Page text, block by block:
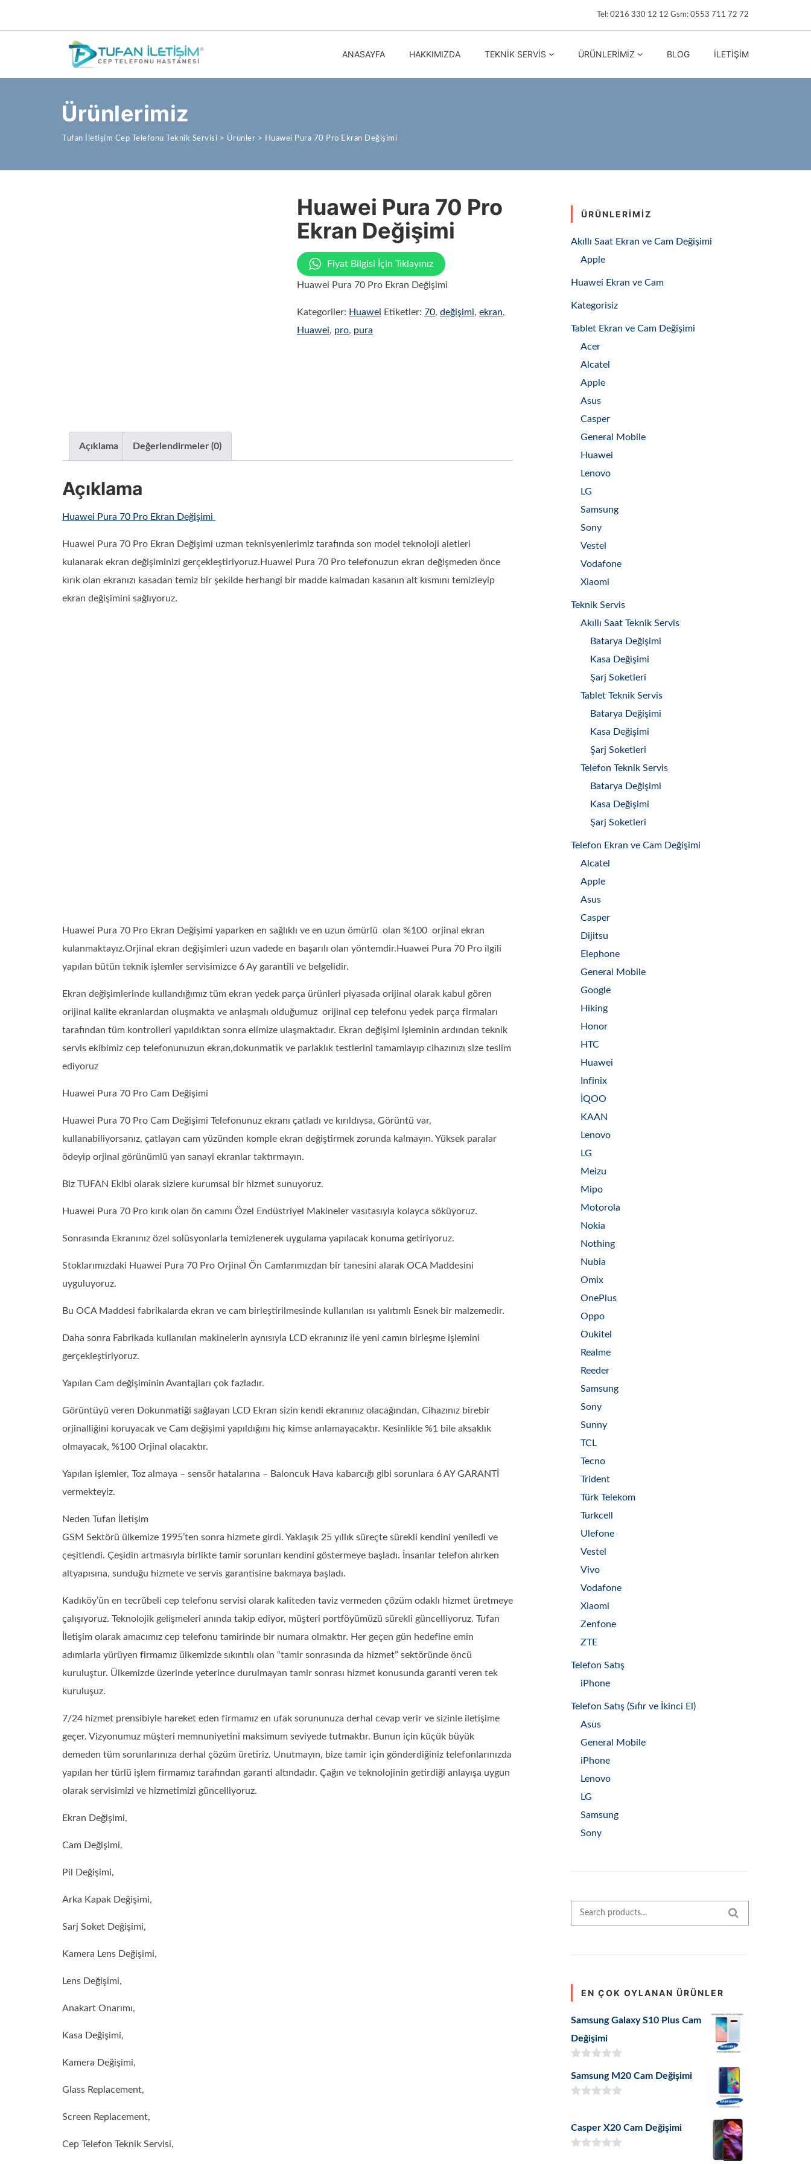
Tel: 0216 330 12 12 Gsm: 0553 711 72 72
ANASAYFA HAKKIMIZDA TEKNIK SERVIS ÜRÜNLERIMIZ BLOG İLETIŞIM
Ürünlerimiz
Tufan İletişim Cep Telefonu Teknik Servisi > Ürünler > Huawei Pura 70 Pro Ekran Değişimi
Huawei Pura 70 Pro
Ekran Değişimi
Fiyat Bilgisi İçin Tıklayınız
Huawei Pura 70 Pro Ekran Değişimi
Kategoriler: Huawei Etiketler: 70, değişimi, ekran,
Huawei, pro, pura
Açıklama Değerlendirmeler (0)
Açıklama
Huawei Pura 70 Pro Ekran Değişimi
Huawei Pura 70 Pro Ekran Değişimi uzman teknisyenlerimiz tarafında son model teknoloji aletleri
kulanarak ekran değişiminizi gerçekleştiriyoruz.Huawei Pura 70 Pro telefonuzun ekran değişmeden önce
kırık olan ekranızı kasadan temiz bir şekilde herhangi bir madde kalmadan kasanın alt kısmını temizleyip
ekran değişimini sağlıyoruz.
Huawei Pura 70 Pro Ekran Değişimi yaparken en sağlıklı ve en uzun ömürlü olan %100 orjinal ekran
kulanmaktayız.Orjinal ekran değişimleri uzun vadede en başarılı olan yöntemdir.Huawei Pura 70 Pro ilgili
yapılan bütün teknik işlemler servisimizce 6 Ay garantili ve belgelidir.
Ekran değişimlerinde kullandığımız tüm ekran yedek parça ürünleri piyasada orijinal olarak kabul gören
orijinal kalite ekranlardan oluşmakta ve anlaşmalı olduğumuz orijinal cep telefonu yedek parça firmaları
tarafından tüm kontrolleri yapıldıktan sonra elimize ulaşmaktadır. Ekran değişimi işleminin ardından teknik
servis ekibimiz cep telefonunuzun ekran,dokunmatik ve parlaklık testlerini tamamlayıp cihazınızı size teslim
ediyoruz
Huawei Pura 70 Pro Cam Değişimi
Huawei Pura 70 Pro Cam Değişimi Telefonunuz ekranı çatladı ve kırıldıysa, Görüntü var,
kullanabiliyorsanız, çatlayan cam yüzünden komple ekran değiştirmek zorunda kalmayın. Yüksek paralar
ödeyip orjinal görünümlü yan sanayi ekranlar taktırmayın.
Biz TUFAN Ekibi olarak sizlere kurumsal bir hizmet sunuyoruz.
Huawei Pura 70 Pro kırık olan ön camını Özel Endüstriyel Makineler vasıtasıyla kolayca söküyoruz.
Sonrasında Ekranınız özel solüsyonlarla temizlenerek uygulama yapılacak konuma getiriyoruz.
Stoklarımızdaki Huawei Pura 70 Pro Orjinal Ön Camlarımızdan bir tanesini alarak OCA Maddesini
uyguluyoruz.
Bu OCA Maddesi fabrikalarda ekran ve cam birleştirilmesinde kullanılan ısı yalıtımlı Esnek bir malzemedir.
Daha sonra Fabrikada kullanılan makinelerin aynısıyla LCD ekranınız ile yeni camın birleşme işlemini
gerçekleştiriyoruz.
Yapılan Cam değişiminin Avantajları çok fazladır.
Görüntüyü veren Dokunmatiği sağlayan LCD Ekran sizin kendi ekranınız olacağından, Cihazınız birebir
orjinalliğini koruyacak ve Cam değişimi yapıldığını hiç kimse anlamayacaktır. Kesinlikle %1 bile aksaklık
olmayacak, %100 Orjinal olacaktır.
Yapılan işlemler, Toz almaya – sensör hatalarına – Baloncuk Hava kabarcığı gibi sorunlara 6 AY GARANTİ
vermekteyiz.
Neden Tufan İletişim
GSM Sektörü ülkemize 1995’ten sonra hizmete girdi. Yaklaşık 25 yıllık süreçte sürekli kendini yeniledi ve
çeşitlendi. Çeşidin artmasıyla birlikte tamir sorunları kendini göstermeye başladı. İnsanlar telefon alırken
altyapısına, sunduğu hizmete ve servis garantisine bakmaya başladı.
Kadıköy’ün en tecrübeli cep telefonu servisi olarak kaliteden taviz vermeden çözüm odaklı hizmet üretmeye
çalışıyoruz. Teknolojik gelişmeleri anında takip ediyor, müşteri portföyümüzü sürekli güncelliyoruz. Tufan
İletişim olarak amacımız cep telefonu tamirinde bir numara olmaktır. Her geçen gün hedefine emin
adımlarla yürüyen firmamız ülkemizde sıkıntılı olan “tamir sonrasında da hizmet” sektöründe öncü
kuruluştur. Ülkemizde üzerinde yeterince durulmayan tamir sonrası hizmet konusunda garanti veren tek
kuruluşuz.
7/24 hizmet prensibiyle hareket eden firmamız en ufak sorununuza derhal cevap verir ve sizinle iletişime
geçer. Vizyonumuz müşteri memnuniyetini maksimum seviyede tutmaktır. Bunun için küçük büyük
demeden tüm sorunlarınıza derhal çözüm üretiriz. Unutmayın, bize tamir için gönderdiğiniz telefonlarınızda
yapılan her türlü işlem firmamız tarafından garanti altındadır. Çağın ve teknolojinin getirdiği anlayışa uygun
olarak servisimizi ve hizmetimizi güncelliyoruz.
Ekran Değişimi,
Cam Değişimi,
Pil Değişimi,
Arka Kapak Değişimi,
Sarj Soket Değişimi,
Kamera Lens Değişimi,
Lens Değişimi,
Anakart Onarımı,
Kasa Değişimi,
Kamera Değişimi,
Glass Replacement,
Screen Replacement,
Cep Telefon Teknik Servisi,
ÜRÜNLERIMIZ
Akıllı Saat Ekran ve Cam Değişimi
Apple
Huawei Ekran ve Cam
Kategorisiz
Tablet Ekran ve Cam Değişimi
Acer
Alcatel
Apple
Asus
Casper
General Mobile
Huawei
Lenovo
LG
Samsung
Sony
Vestel
Vodafone
Xiaomi
Teknik Servis
Akıllı Saat Teknik Servis
Batarya Değişimi
Kasa Değişimi
Şarj Soketleri
Tablet Teknik Servis
Batarya Değişimi
Kasa Değişimi
Şarj Soketleri
Telefon Teknik Servis
Batarya Değişimi
Kasa Değişimi
Şarj Soketleri
Telefon Ekran ve Cam Değişimi
Alcatel
Apple
Asus
Casper
Dijitsu
Elephone
General Mobile
Google
Hiking
Honor
HTC
Huawei
Infinix
İQOO
KAAN
Lenovo
LG
Meizu
Mipo
Motorola
Nokia
Nothing
Nubia
Omix
OnePlus
Oppo
Oukitel
Realme
Reeder
Samsung
Sony
Sunny
TCL
Tecno
Trident
Türk Telekom
Turkcell
Ulefone
Vestel
Vivo
Vodafone
Xiaomi
Zenfone
ZTE
Telefon Satış
iPhone
Telefon Satış (Sıfır ve İkinci El)
Asus
General Mobile
iPhone
Lenovo
LG
Samsung
Sony
Search for:
EN ÇOK OYLANAN ÜRÜNLER
Samsung Galaxy S10 Plus Cam
Değişimi
5.00oy aldı
Samsung M20 Cam Değişimi
Casper X20 Cam Değişimi